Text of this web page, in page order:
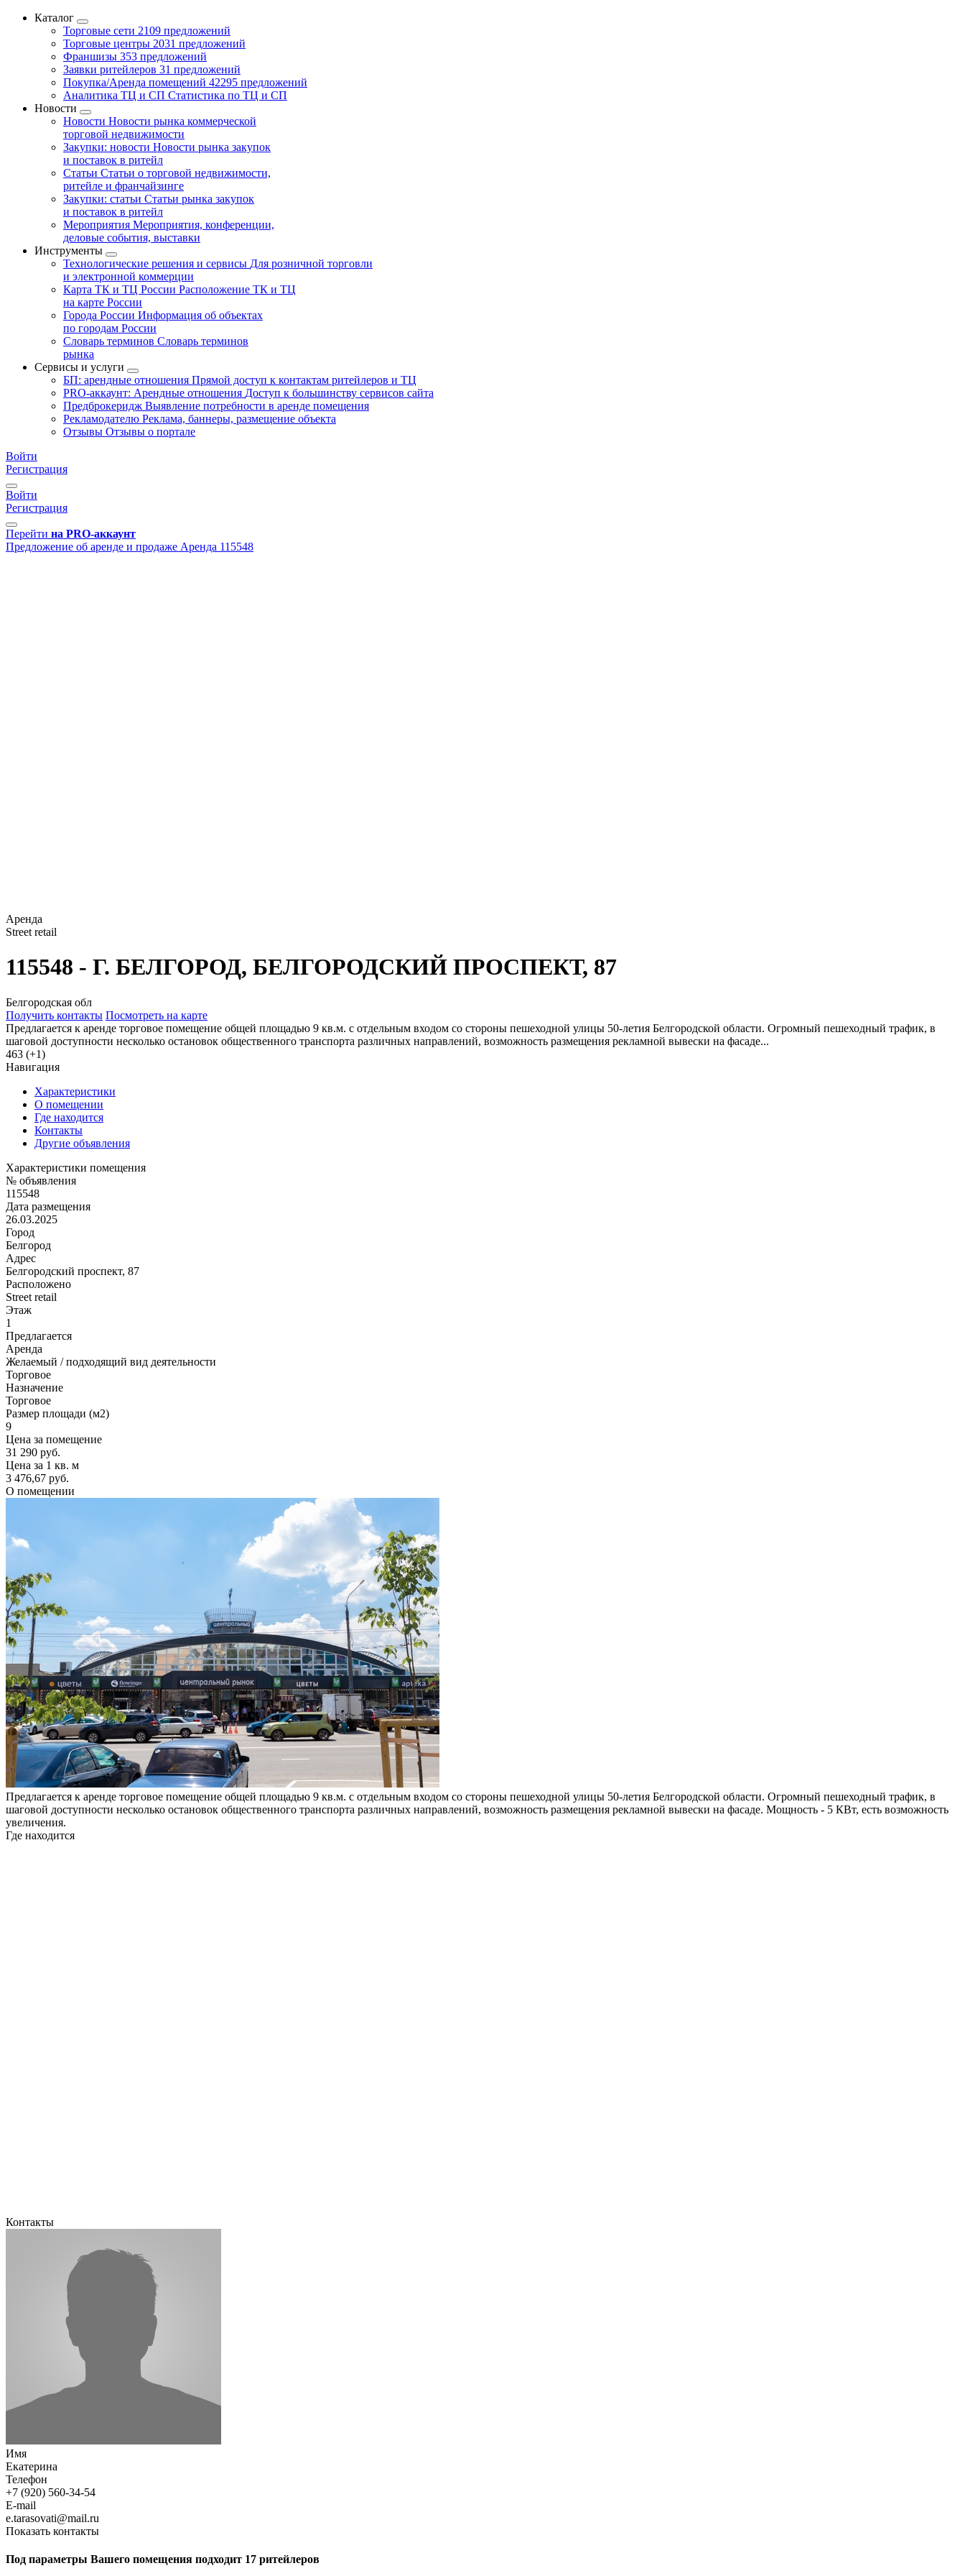
Каталог
Торговые сети 2109 предложений
Торговые центры 2031 предложений
Франшизы 353 предложений
Заявки ритейлеров 31 предложений
Покупка/Аренда помещений 42295 предложений
Аналитика ТЦ и СП Статистика по ТЦ и СП
Новости
Новости Новости рынка коммерческой
торговой недвижимости
Закупки: новости Новости рынка закупок
и поставок в ритейл
Статьи Статьи о торговой недвижимости,
ритейле и франчайзинге
Закупки: статьи Статьи рынка закупок
и поставок в ритейл
Мероприятия Мероприятия, конференции,
деловые события, выставки
Инструменты
Технологические решения и сервисы Для розничной торговли
и электронной коммерции
Карта ТК и ТЦ России Расположение ТК и ТЦ
на карте России
Города России Информация об объектах
по городам России
Словарь терминов Словарь терминов
рынка
Сервисы и услуги
БП: арендные отношения Прямой доступ к контактам ритейлеров и ТЦ
PRO-аккаунт: Арендные отношения Доступ к большинству сервисов сайта
Предброкеридж Выявление потребности в аренде помещения
Рекламодателю Реклама, баннеры, размещение объекта
Отзывы Отзывы о портале
Войти
Регистрация
Войти
Регистрация
Перейти на PRO-аккаунт
Предложение об аренде и продаже Аренда 115548
Аренда
Street retail
115548 - Г. БЕЛГОРОД, БЕЛГОРОДСКИЙ ПРОСПЕКТ, 87
Белгородская обл
Получить контакты Посмотреть на карте
Предлагается к аренде торговое помещение общей площадью 9 кв.м. с отдельным входом со стороны пешеходной улицы 50-летия Белгородской области. Огромный пешеходный трафик, в
шаговой доступности несколько остановок общественного транспорта различных направлений, возможность размещения рекламной вывески на фасаде...
463 (+1)
Навигация
Характеристики
О помещении
Где находится
Контакты
Другие объявления
Характеристики помещения
№ объявления
115548
Дата размещения
26.03.2025
Город
Белгород
Адрес
Белгородский проспект, 87
Расположено
Street retail
Этаж
1
Предлагается
Аренда
Желаемый / подходящий вид деятельности
Торговое
Назначение
Торговое
Размер площади (м2)
9
Цена за помещение
31 290 руб.
Цена за 1 кв. м
3 476,67 руб.
О помещении
Предлагается к аренде торговое помещение общей площадью 9 кв.м. с отдельным входом со стороны пешеходной улицы 50-летия Белгородской области. Огромный пешеходный трафик, в
шаговой доступности несколько остановок общественного транспорта различных направлений, возможность размещения рекламной вывески на фасаде. Мощность - 5 КВт, есть возможность
увеличения.
Где находится
Контакты
Имя
Екатерина
Телефон
+7 (920) 560-34-54
E-mail
e.tarasovati@mail.ru
Показать контакты
Под параметры Вашего помещения подходит 17 ритейлеров